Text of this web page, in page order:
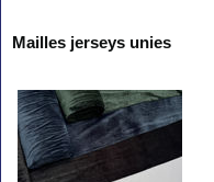
Mailles jerseys unies